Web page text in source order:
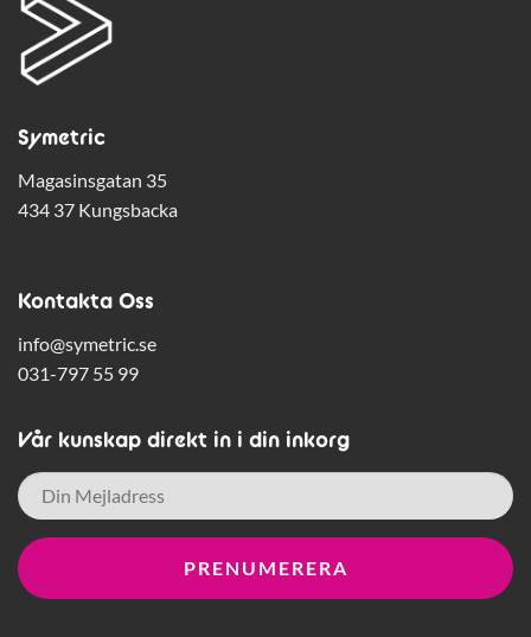
Symetric
Magasinsgatan 35
434 37 Kungsbacka
Kontakta Oss
info@symetric.se
031-797 55 99
Vår kunskap direkt in i din inkorg
E-
post *